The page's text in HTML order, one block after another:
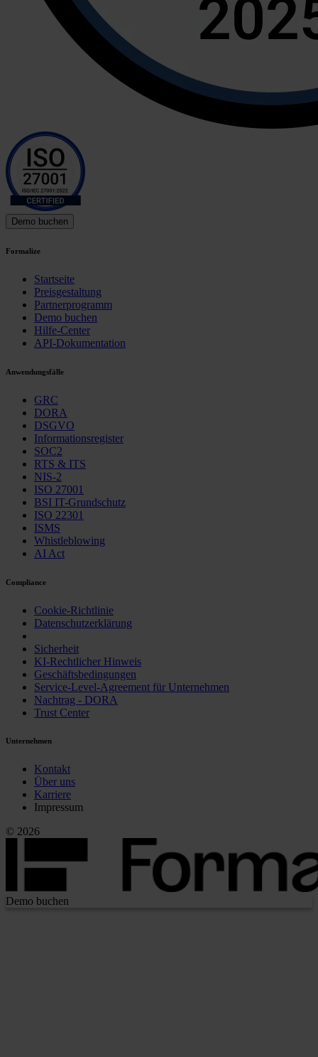
Demo buchen
Formalize
Startseite
Preisgestaltung
Partnerprogramm
Demo buchen
Hilfe-Center
API-Dokumentation
Anwendungsfälle
GRC
DORA
DSGVO
Informationsregister
SOC2
RTS & ITS
NIS-2
ISO 27001
BSI IT-Grundschutz
ISO 22301
ISMS
Whistleblowing
AI Act
Compliance
Cookie-Richtlinie
Datenschutzerklärung
Sicherheit
KI-Rechtlicher Hinweis
Geschäftsbedingungen
Service-Level-Agreement für Unternehmen
Nachtrag - DORA
Trust Center
Unternehmen
Kontakt
Über uns
Karriere
Impressum
© 2026
Demo buchen